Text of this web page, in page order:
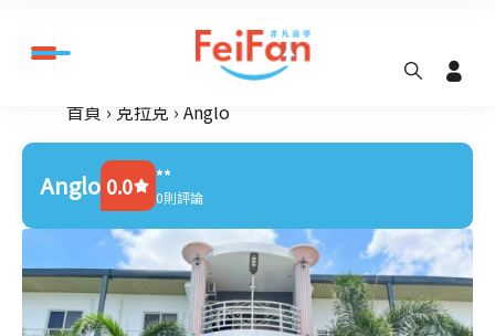
首頁 克拉克 Anglo
Anglo 0.0 **
0則評論